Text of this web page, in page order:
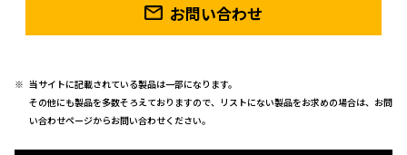
お問い合わせ
当サイトに記載されている製品は一部になります。
その他にも製品を多数そろえておりますので、リストにない製品をお求めの場合は、お問
い合わせページからお問い合わせください。